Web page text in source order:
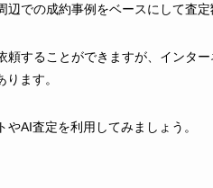
での成約事例をベースにして査定
することができますが、インタ
ます。
AI査定を利用してみましょう。